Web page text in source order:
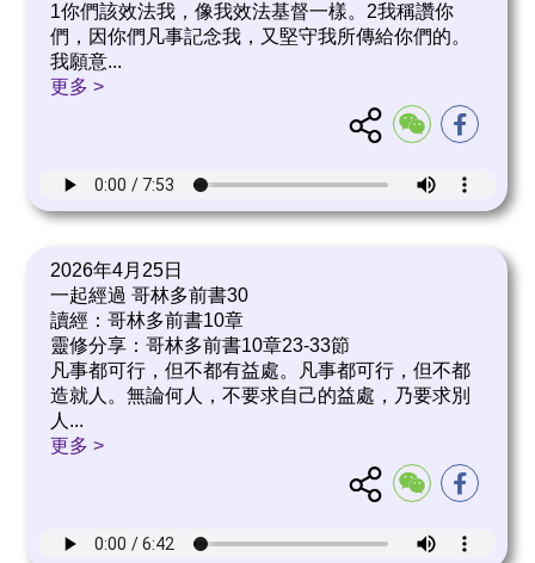
1你們該效法我，像我效法基督一樣。2我稱讚你
們，因你們凡事記念我，又堅守我所傳給你們的。
我願意...
更多 >
2026年4月25日
一起經過 哥林多前書30
讀經：哥林多前書10章
靈修分享：哥林多前書10章23-33節
凡事都可行，但不都有益處。凡事都可行，但不都
造就人。無論何人，不要求自己的益處，乃要求別
人 ...
更多 >